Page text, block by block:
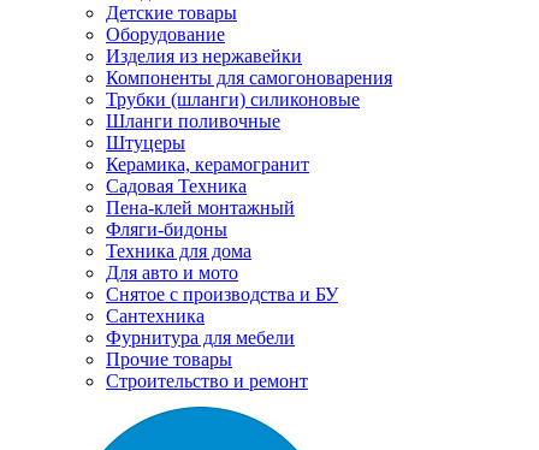
Детские товары
Оборудование
Изделия из нержавейки
Компоненты для самогоноварения
Трубки (шланги) силиконовые
Шланги поливочные
Штуцеры
Керамика, керамогранит
Садовая Техника
Пена-клей монтажный
Фляги-бидоны
Техника для дома
Для авто и мото
Снятое с производства и БУ
Сантехника
Фурнитура для мебели
Прочие товары
Строительство и ремонт